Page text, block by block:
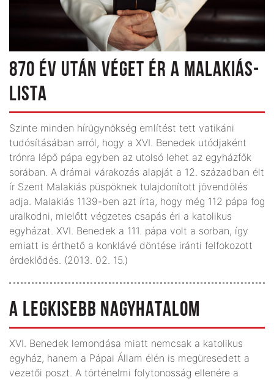
870 ÉV UTÁN VÉGET ÉR A MALAKIÁS-
LISTA
Szinte minden hírügynökség említést tett vatikáni
tudósításában arról, hogy a XVI. Benedek utódjaként
trónra lépő pápa egyben az utolsó lehet az egyházfők
sorában. A drámai várakozás alapját a 12. században élt
ír Szent Malakiás püspöknek tulajdonított jövendölés
adja. Malakiás 1139-ben azt írta, hogy még 112 pápa fog
uralkodni, mielőtt végzetes csapás éri a katolikus
egyházat. XVI. Benedek a 111. pápa volt a sorban, így
emiatt is érthető a konklávé döntése iránti felfokozott
érdeklődés. (2013. 02. 15.)
A LEGKISEBB NAGYHATALOM
XVI. Benedek lemondása miatt nemcsak a katolikus
egyház, hanem a Pápai Állam élén is megüresedett a
vezetői poszt. A történelmi folytonosság ellenére a